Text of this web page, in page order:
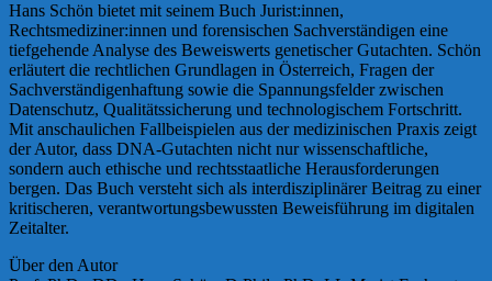
Hans Schön bietet mit seinem Buch Jurist:innen,
Rechtsmediziner:innen und forensischen Sachverständigen eine
tiefgehende Analyse des Beweiswerts genetischer Gutachten. Schön
erläutert die rechtlichen Grundlagen in Österreich, Fragen der
Sachverständigenhaftung sowie die Spannungsfelder zwischen
Datenschutz, Qualitätssicherung und technologischem Fortschritt.
Mit anschaulichen Fallbeispielen aus der medizinischen Praxis zeigt
der Autor, dass DNA-Gutachten nicht nur wissenschaftliche,
sondern auch ethische und rechtsstaatliche Herausforderungen
bergen. Das Buch versteht sich als interdisziplinärer Beitrag zu einer
kritischeren, verantwortungsbewussten Beweisführung im digitalen
Zeitalter.
Über den Autor